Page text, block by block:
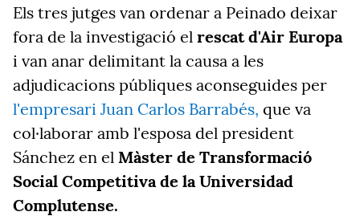
Els tres jutges van ordenar a Peinado deixar
fora de la investigació el rescat d'Air Europa
i van anar delimitant la causa a les
adjudicacions públiques aconseguides per
l'empresari Juan Carlos Barrabés, que va
col·laborar amb l'esposa del president
Sánchez en el Màster de Transformació
Social Competitiva de la Universidad
Complutense.